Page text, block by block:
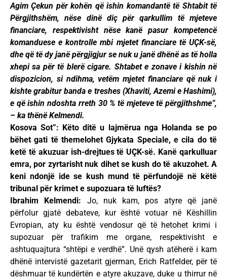
Agim Çekun për kohën që ishin komandantë të Shtabit të
Përgjithshëm, nëse dinë diç për qarkullim të mjeteve
financiare, respektivisht nëse kanë pasur kompetencë
komanduese e kontrolle mbi mjetet financiare të UÇK-së,
dhe që të dy janë përgjigjur se nuk u janë dhënë as të holla
xhepi sa për të blerë cigare. Shtabet e zonave i kishin në
dispozicion, si ndihma, vetëm mjetet financiare që nuk i
kishte grabitur banda e treshes (Xhaviti, Azemi e Hashimi),
e që ishin ndoshta rreth 30 % të mjeteve të përgjithshme”,
– ka thënë Kelmendi.
Kosova Sot”: Këto ditë u lajmërua nga Holanda se po
bëhet gati të themelohet Gjykata Speciale, e cila do të
ketë të akuzuar ish-drejtues të UÇK-së. Kanë qarkulluar
emra, por zyrtarisht nuk dihet se kush do të akuzohet. A
keni ndonjë ide se kush mund të përfundojë në këtë
tribunal për krimet e supozuara të luftës?
Ibrahim Kelmendi: Jo, nuk kam, pos atyre që janë
përfolur gjatë debateve, kur është votuar në Këshillin
Evropian, aty ku është vendosur që të hetohet krimi i
supozuar për trafikim me organe, respektivisht e
ashtuquajtura “shtëpi e verdhë”. Unë qysh atëherë i kam
dhënë intervistë gazetarit gjerman, Erich Ratfelder, për të
dëshmuar të kundërtën e atyre akuzave, duke u thirrur në